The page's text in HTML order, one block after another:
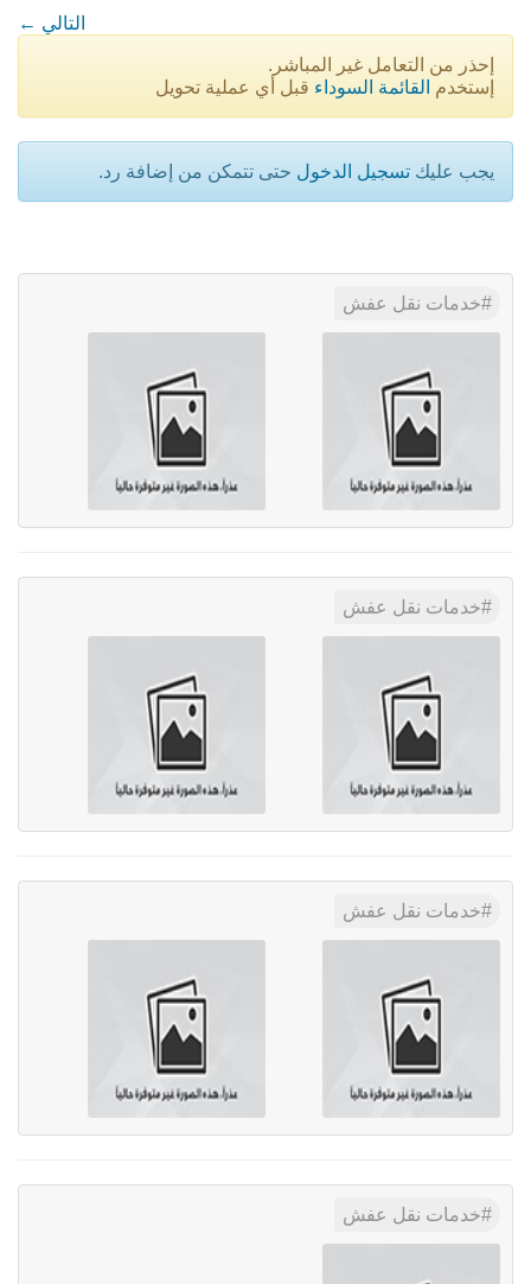
← التالي
إحذر من التعامل غير المباشر.
إستخدم القائمة السوداء قبل أي عملية تحويل
يجب عليك تسجيل الدخول حتى تتمكن من إضافة رد.
خدمات نقل عفش
خدمات نقل عفش
خدمات نقل عفش
خدمات نقل عفش